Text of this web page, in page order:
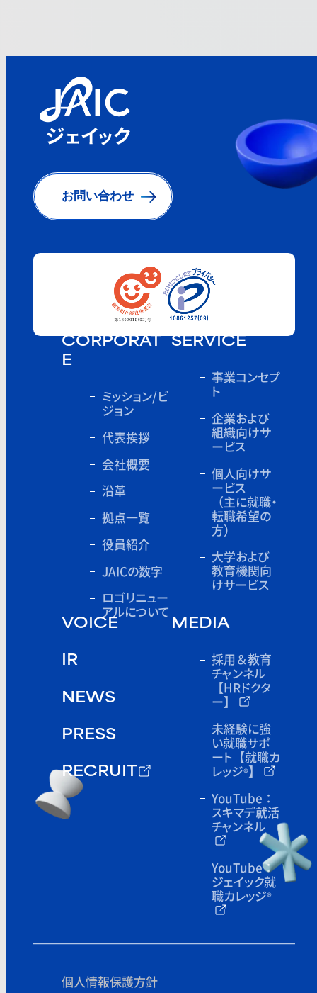
お問い合わせ
CORPORAT
E
ミッション/ビ
ジョン
代表挨拶
会社概要
沿革
拠点一覧
役員紹介
JAICの数字
ロゴリニュー
アルについて
SERVICE
事業コンセプ
ト
企業および
組織向けサ
ービス
個人向けサ
ービス
（主に就職・
転職希望の
方）
大学および
教育機関向
けサービス
VOICE
IR
NEWS
PRESS
RECRUIT
MEDIA
採用＆教育
チャンネル
【HRドクタ
ー】
未経験に強
い就職サポ
ート 【就職カ
レッジ®】
YouTube：
スキマデ就活
チャンネル
YouTube：
ジェイック就
職カレッジ®
個人情報保護方針